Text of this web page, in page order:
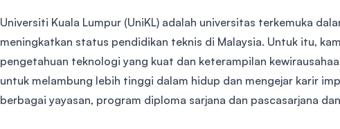
Universiti Kuala Lumpur (UniKL) adalah universitas terkemuka
meningkatkan status pendidikan teknis di Malaysia. Untuk itu,
pengetahuan teknologi yang kuat dan keterampilan
untuk melambung lebih tinggi dalam hidup dan mengejar karir
berbagai yayasan, program diploma sarjana dan pascasarjana